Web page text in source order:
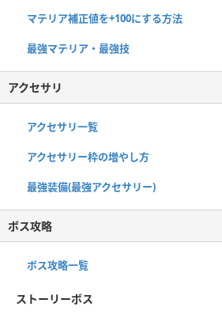
マテリア補正値を+100にする方法
最強マテリア・最強技
アクセサリ
アクセサリ一覧
アクセサリー枠の増やし方
最強装備(最強アクセサリー)
ボス攻略
ボス攻略一覧
ストーリーボス